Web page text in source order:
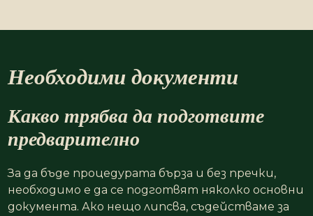
Необходими документи
Какво трябва да подготвите
предварително
За да бъде процедурата бърза и без пречки,
необходимо е да се подготвят няколко основни
документа. Ако нещо липсва, съдействаме за